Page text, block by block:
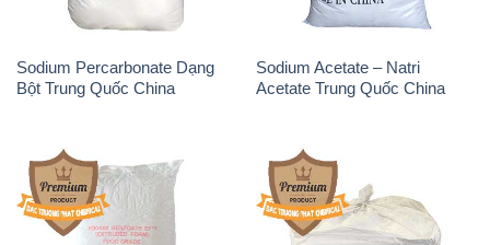
Sodium Percarbonate Dạng
Bột Trung Quốc China
Sodium Acetate – Natri
Acetate Trung Quốc China